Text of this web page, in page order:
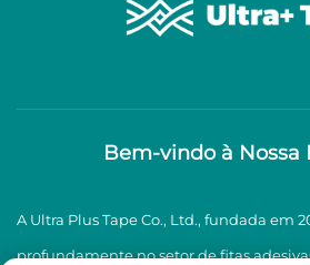
Bem-vindo à Nossa
A Ultra Plus Tape Co., Ltd., fundada em
profundamente no setor de fitas